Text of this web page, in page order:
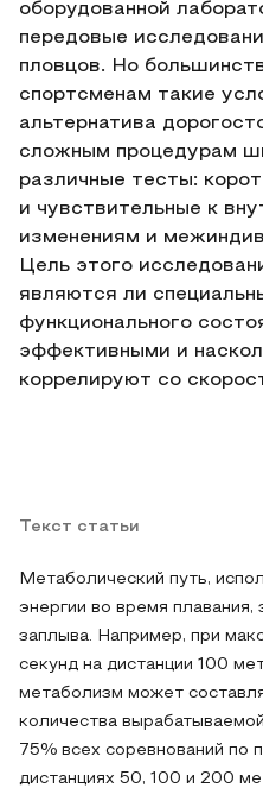
оборудованной
передовые
пловцов. Но
спортсменам такие
альтернатива
сложным процедурам
различные тесты:
и чувствительные к
изменениям и
Цель этого
являются ли
функционального
эффективными и
коррелируют со
Текст статьи
Метаболический путь,
энергии во время плавания,
заплыва. Например, при
секунд на дистанции 100
метаболизм может
количества
75% всех соревнований по
дистанциях 50, 100 и 200